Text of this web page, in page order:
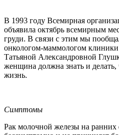
В 1993 году Всемирная
объявила октябрь всемирным
груди. В связи с этим мы
онкологом-маммологом клиники
Татьяной Александровной
женщина должна знать и делать,
жизнь.
Симптомы
Рак молочной железы на ранних